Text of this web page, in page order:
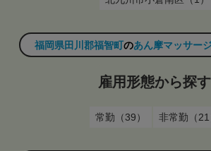
福岡県田川郡福智町のあん摩マッサー
雇用形態から探す
常勤（39） 非常勤（21